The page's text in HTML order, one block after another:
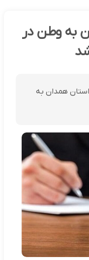
به وطن در
در استان همدان به